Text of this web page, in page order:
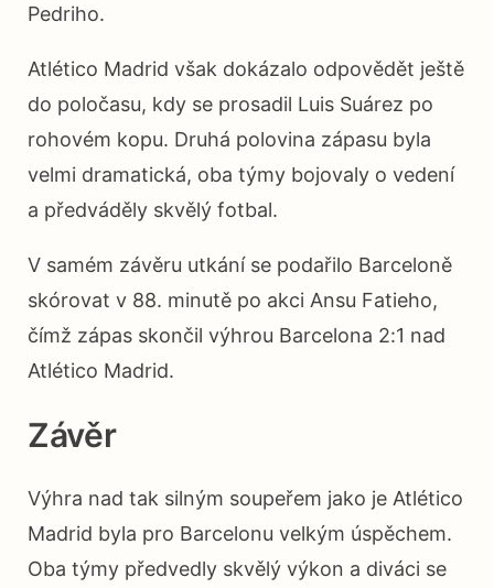
Pedriho.
Atlético Madrid však dokázalo odpovědět ještě
do poločasu, kdy se prosadil Luis Suárez po
rohovém kopu. Druhá polovina zápasu byla
velmi dramatická, oba týmy bojovaly o vedení
a předváděly skvělý fotbal.
V samém závěru utkání se podařilo Barceloně
skórovat v 88. minutě po akci Ansu Fatieho,
čímž zápas skončil výhrou Barcelona 2:1 nad
Atlético Madrid.
Závěr
Výhra nad tak silným soupeřem jako je Atlético
Madrid byla pro Barcelonu velkým úspěchem.
Oba týmy předvedly skvělý výkon a diváci se